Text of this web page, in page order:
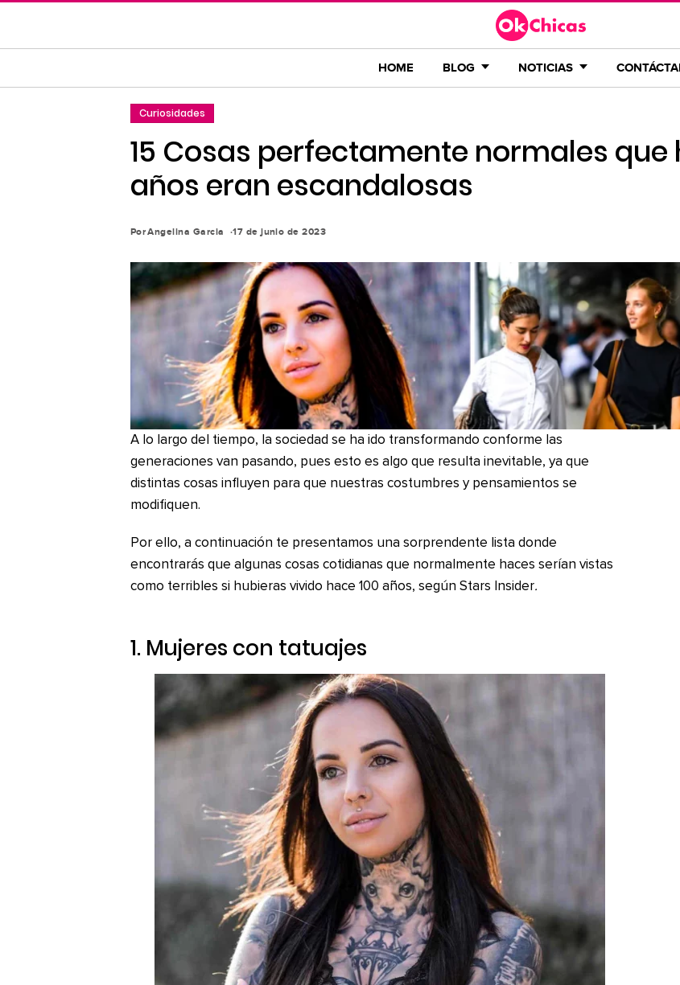
contenido
HOME BLOG NOTICIAS
Curiosidades
15 Cosas perfectamente normales que
años eran escandalosas
PorAngelina Garcia 17 de junio de 2023
A lo largo del tiempo, la sociedad se ha ido transformando conforme las
generaciones van pasando, pues esto es algo que resulta inevitable, ya que
distintas cosas influyen para que nuestras costumbres y pensamientos se
modifiquen.
Por ello, a continuación te presentamos una sorprendente lista donde
encontrarás que algunas cosas cotidianas que normalmente haces serían vistas
como terribles si hubieras vivido hace 100 años, según Stars Insider.
1. Mujeres con tatuajes